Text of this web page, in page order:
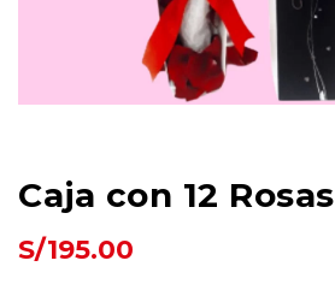
Caja con 12 Rosas
S/195.00